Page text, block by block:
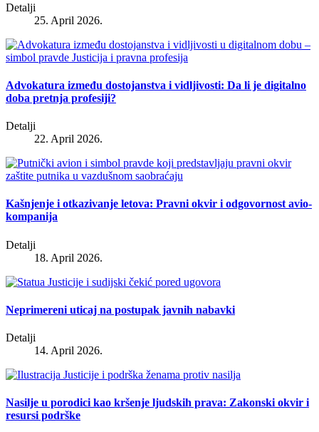
Detalji
25. April 2026.
Advokatura između dostojanstva i vidljivosti: Da li je digitalno
doba pretnja profesiji?
Detalji
22. April 2026.
Kašnjenje i otkazivanje letova: Pravni okvir i odgovornost avio-
kompanija
Detalji
18. April 2026.
Neprimereni uticaj na postupak javnih nabavki
Detalji
14. April 2026.
Nasilje u porodici kao kršenje ljudskih prava: Zakonski okvir i
resursi podrške